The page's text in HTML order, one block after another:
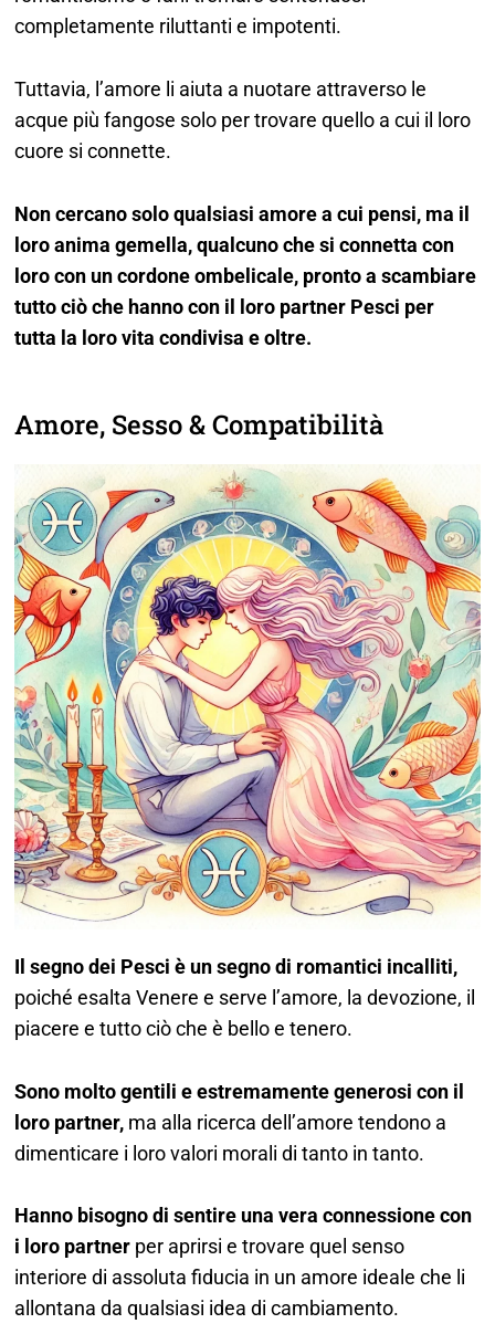
completamente riluttanti e impotenti.
Tuttavia, l’amore li aiuta a nuotare attraverso le
acque più fangose solo per trovare quello a cui il loro
cuore si connette.
Non cercano solo qualsiasi amore a cui pensi, ma il
loro anima gemella, qualcuno che si connetta con
loro con un cordone ombelicale, pronto a scambiare
tutto ciò che hanno con il loro partner Pesci per
tutta la loro vita condivisa e oltre.
Amore, Sesso & Compatibilità
Il segno dei Pesci è un segno di romantici incalliti,
poiché esalta Venere e serve l’amore, la devozione, il
piacere e tutto ciò che è bello e tenero.
Sono molto gentili e estremamente generosi con il
loro partner, ma alla ricerca dell’amore tendono a
dimenticare i loro valori morali di tanto in tanto.
Hanno bisogno di sentire una vera connessione con
i loro partner per aprirsi e trovare quel senso
interiore di assoluta fiducia in un amore ideale che li
allontana da qualsiasi idea di cambiamento.